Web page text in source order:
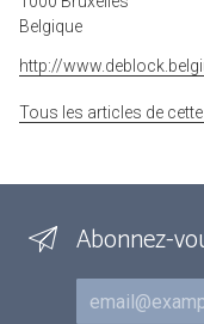
Belgique
http://
Tous les articles de
Abonnez-
Courriel